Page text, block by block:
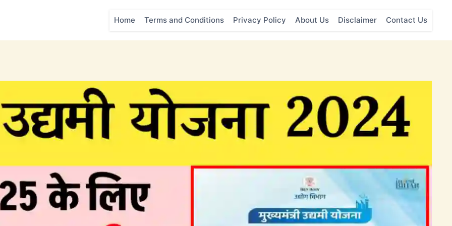
Home Terms and Conditions Privacy Policy About Us Disclaimer Contact Us